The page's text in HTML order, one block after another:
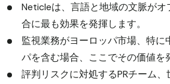
Neticleは、言語と地域の文脈が
合に最も効果を発揮します。
監視業務がヨーロッパ市場、特に
パを含む場合、ここでその価値を
評判リスクに対処するPRチーム、